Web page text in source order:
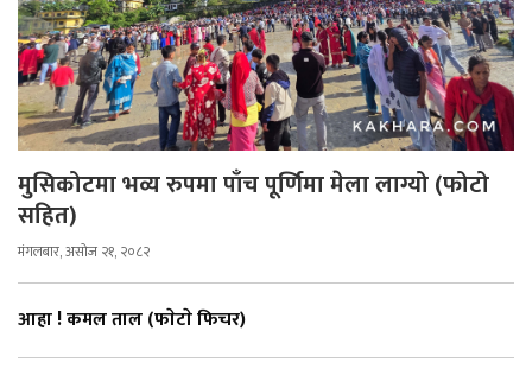
मुसिकोटमा भव्य रुपमा पाँच पूर्णिमा मेला लाग्यो (फोटो
सहित)
मंगलबार, असोज २१, २०८२
आहा ! कमल ताल (फाेटाे फिचर)